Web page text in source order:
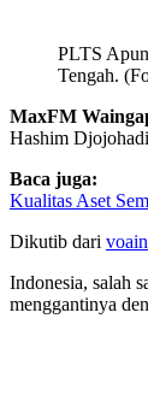
PLTS
Tengah.
MaxFM
Hashim
Baca juga:
Kualitas Aset
Dikutib dari
Indonesia, salah
menggantinya